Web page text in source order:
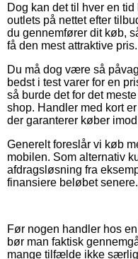
Dog kan det til hver en
outlets på nettet efter
du gennemfører dit køb,
få den mest attraktive pris.
Du må dog være så
bedst i test varer for en
så burde det for det
shop. Handler med kort
der garanterer køber
Generelt foreslår vi køb
mobilen. Som alternativ
afdragsløsning fra
finansiere beløbet senere.
Før nogen handler hos
bør man faktisk
mange tilfælde ikke